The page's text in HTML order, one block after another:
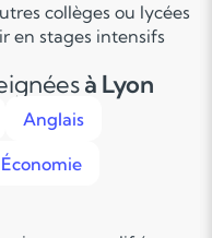
collèges ou lycées
en stages intensifs
à Lyon
Anglais
Économie